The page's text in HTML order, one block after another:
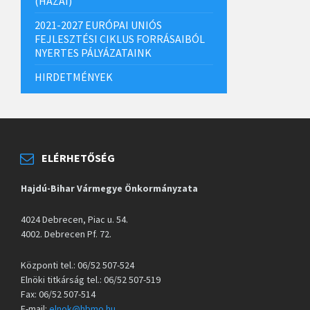
2021-2027 EURÓPAI UNIÓS
FEJLESZTÉSI CIKLUS FORRÁSAIBÓL
NYERTES PÁLYÁZATAINK
HIRDETMÉNYEK
ELÉRHETŐSÉG
Hajdú-Bihar Vármegye Önkormányzata
4024 Debrecen, Piac u. 54.
4002. Debrecen Pf. 72.
Központi tel.: 06/52 507-524
Elnöki titkárság tel.: 06/52 507-519
Fax: 06/52 507-514